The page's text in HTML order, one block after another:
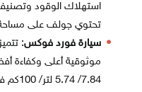
استهلاك الوقود
تحتوي جولف على
سيارة فورد فوكس:
موثوقية أعلى وكفاءة
7.84/